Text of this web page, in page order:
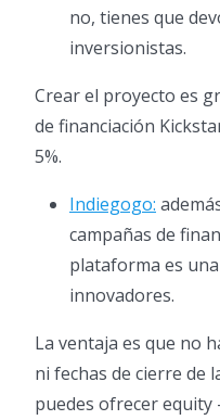
no, tienes que
inversionistas.
Crear el proyecto es
de financiación
5%.
Indiegogo:
campañas de
plataforma es
innovadores.
La ventaja es que no
ni fechas de cierre de
puedes ofrecer equity